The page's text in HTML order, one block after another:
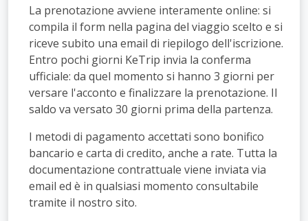
Come
si
prenota
un
viaggio
di
KeTrip?
La prenotazione avviene interamente online: si
compila il form nella pagina del viaggio scelto e si
riceve subito una email di riepilogo dell'iscrizione.
Entro pochi giorni KeTrip invia la conferma
ufficiale: da quel momento si hanno 3 giorni per
versare l'acconto e finalizzare la prenotazione. Il
saldo va versato 30 giorni prima della partenza.
I metodi di pagamento accettati sono bonifico
bancario e carta di credito, anche a rate. Tutta la
documentazione contrattuale viene inviata via
email ed è in qualsiasi momento consultabile
tramite il nostro sito.